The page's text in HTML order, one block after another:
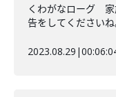
くわがなローグ
告をしてくださいね
2023.08.29 |